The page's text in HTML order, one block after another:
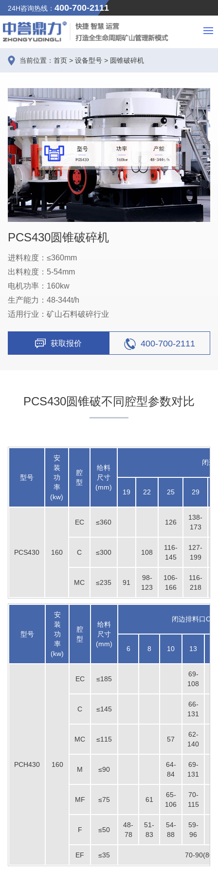
24H咨询热线： 400-700-2111
当前位置： 首页 > 设备型号 > 圆锥破碎机
PCS430圆锥破碎机
进料粒度：≤360mm
出料粒度：5-54mm
电机功率：160kw
生产能力：48-344t/h
适用行业：矿山石料破碎行业
获取报价 400-700-2111
PCS430圆锥破不同腔型参数对比
型号
安
装
功
率
(kw)
腔
型
给料
尺寸
(mm)
闭边
19 22 25 29
PCS430 160
EC ≤360 126
138-
173
C ≤300 108
116-
145
127-
199
MC ≤235 91
98-
123
106-
166
116-
218
型号
安
装
功
率
(kw)
腔
型
给料
尺寸
(mm)
闭边排料口
6 8 10 13
PCH430 160
EC ≤185
69-
108
C ≤145
66-
131
MC ≤115 57
62-
140
M ≤90
64-
84
69-
131
MF ≤75 61
65-
106
70-
115
F ≤50
48-
78
51-
83
54-
88
59-
96
EF ≤35 70-